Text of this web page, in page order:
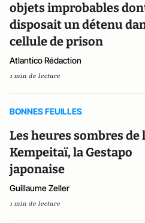
objets improbables
disposait un détenu
cellule de prison
Atlantico Rédaction
1 min de lecture
BONNES FEUILLES
Les heures sombres de
Kempeitaï, la Gestapo
japonaise
Guillaume Zeller
1 min de lecture